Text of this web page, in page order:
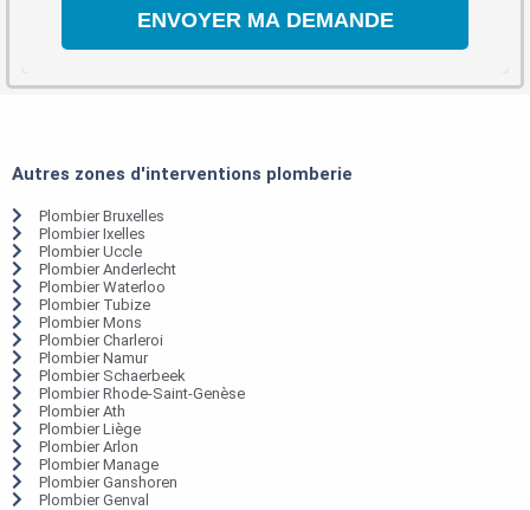
Autres zones d'interventions plomberie
Plombier Bruxelles
Plombier Ixelles
Plombier Uccle
Plombier Anderlecht
Plombier Waterloo
Plombier Tubize
Plombier Mons
Plombier Charleroi
Plombier Namur
Plombier Schaerbeek
Plombier Rhode-Saint-Genèse
Plombier Ath
Plombier Liège
Plombier Arlon
Plombier Manage
Plombier Ganshoren
Plombier Genval